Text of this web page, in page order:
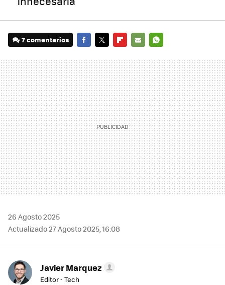
7 comentarios
MAIL
26 Agosto 2025
Actualizado 27 Agosto 2025, 16:08
Javier Marquez
Editor - Tech